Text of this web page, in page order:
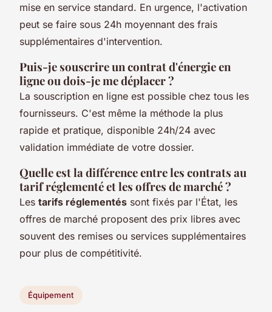
mise en service standard. En urgence, l'activation
peut se faire sous 24h moyennant des frais
supplémentaires d'intervention.
Puis-je souscrire un contrat d'énergie en
ligne ou dois-je me déplacer ?
La souscription en ligne est possible chez tous les
fournisseurs. C'est même la méthode la plus
rapide et pratique, disponible 24h/24 avec
validation immédiate de votre dossier.
Quelle est la différence entre les contrats au
tarif réglementé et les offres de marché ?
Les tarifs réglementés sont fixés par l'État, les
offres de marché proposent des prix libres avec
souvent des remises ou services supplémentaires
pour plus de compétitivité.
Équipement